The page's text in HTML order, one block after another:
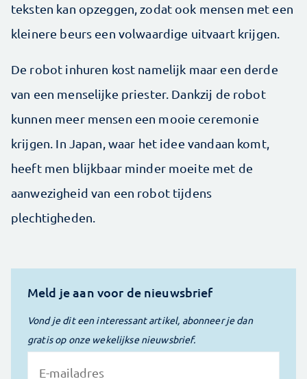
teksten kan opzeggen, zodat ook mensen met een
kleinere beurs een volwaardige uitvaart krijgen.
De robot inhuren kost namelijk maar een derde
van een menselijke priester. Dankzij de robot
kunnen meer mensen een mooie ceremonie
krijgen. In Japan, waar het idee vandaan komt,
heeft men blijkbaar minder moeite met de
aanwezigheid van een robot tijdens
plechtigheden.
Meld je aan voor de nieuwsbrief
Vond je dit een interessant artikel, abonneer je dan
gratis op onze wekelijkse nieuwsbrief.